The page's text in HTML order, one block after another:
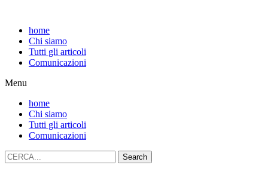
home
Chi siamo
Tutti gli articoli
Comunicazioni
Menu
home
Chi siamo
Tutti gli articoli
Comunicazioni
Search